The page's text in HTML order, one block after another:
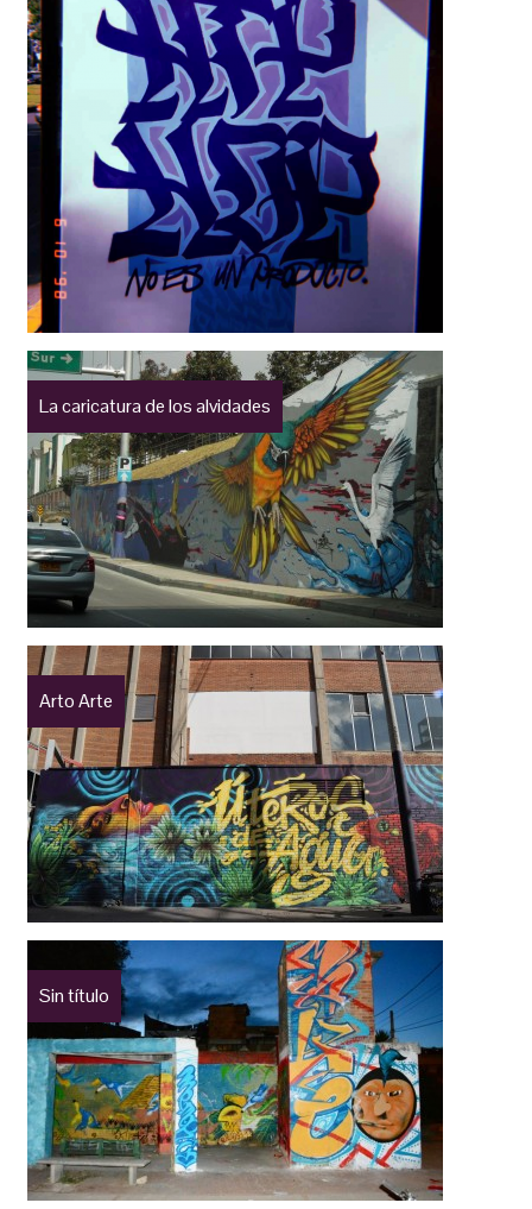
La caricatura de los alvidades
Arto Arte
Sin título